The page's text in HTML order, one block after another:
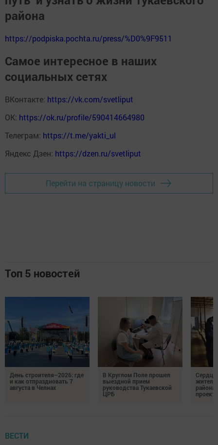
района
https://podpiska.pochta.ru/press/%D0%9F9511
Самое интересное в наших
социальных сетях
ВКонтакте: https://vk.com/svetliput
ОК: https://ok.ru/profile/590414664980
Телеграм: https://t.me/yakti_ul
Яндекс Дзен: https://dzen.ru/svetliput
Перейти на страницу новости
Топ 5 новостей
День строителя–2026: где
и как отпраздновать 7
августа в Челнах
В Круглом Поле прошел
выездной прием
руководства Тукаевской
ЦРБ
Сердце
района
ВЕСТИ